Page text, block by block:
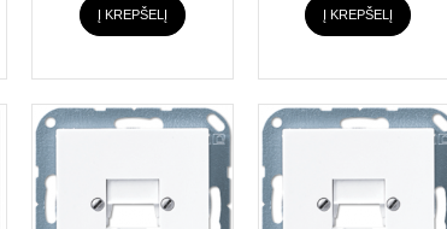
Į KREPŠELĮ Į KREPŠELĮ